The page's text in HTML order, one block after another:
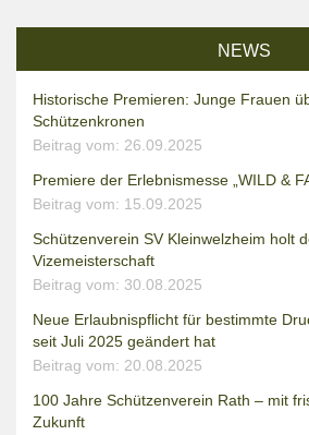
NEWS
Historische Premieren: Junge Frauen
Schützenkronen
Beitrag vom: 26.09.2025
Premiere der Erlebnismesse „WILD &
Beitrag vom: 15.09.2025
Schützenverein SV Kleinwelzheim holt
Vizemeisterschaft
Beitrag vom: 30.08.2025
Neue Erlaubnispflicht für bestimmte
seit Juli 2025 geändert hat
Beitrag vom: 20.08.2025
100 Jahre Schützenverein Rath – mit
Zukunft